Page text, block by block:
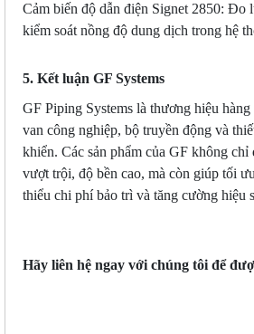
Cảm biến độ dẫn điện Signet 2850: Đo
kiểm soát nồng độ dung dịch trong hệ
5. Kết luận GF Systems
GF Piping Systems là thương hiệu
van công nghiệp, bộ truyền động và
khiển. Các sản phẩm của GF không chỉ
vượt trội, độ bền cao, mà còn giúp tối
thiểu chi phí bảo trì và tăng cường hiệu
Hãy liên hệ ngay với chúng tôi để